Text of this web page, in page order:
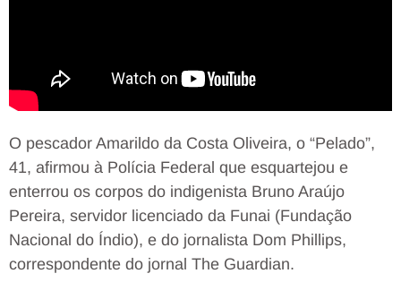
O pescador Amarildo da Costa Oliveira, o “Pelado”,
41, afirmou à Polícia Federal que esquartejou e
enterrou os corpos do indigenista Bruno Araújo
Pereira, servidor licenciado da Funai (Fundação
Nacional do Índio), e do jornalista Dom Phillips,
correspondente do jornal The Guardian.